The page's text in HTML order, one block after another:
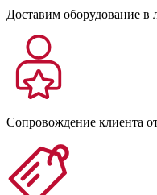
Доставим оборудование
Сопровождение клиента